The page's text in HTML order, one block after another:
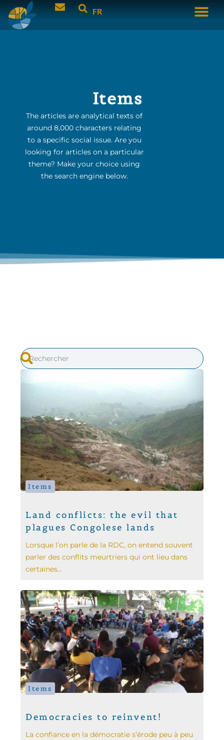
FR
Items
The articles are analytical texts of
around 8,000 characters relating
to a specific social issue. Are you
looking for articles on a particular
theme? Make your choice using
the search engine below.
Items
Land conflicts: the evil that
plagues Congolese lands
Lorsque l’on parle de la RDC, on entend souvent
parler des conflits meurtriers qui ont lieu dans
certaines...
Items
Democracies to reinvent!
La confiance en la démocratie s’érode peu à peu